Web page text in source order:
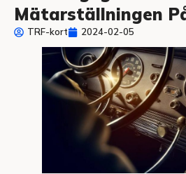
Mätarställningen
TRF-kort 2024-02-05